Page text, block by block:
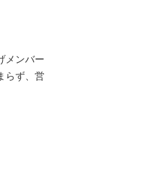
メンバー
らず、営